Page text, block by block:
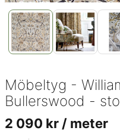
Möbeltyg -
Bullerswood -
2 090 kr / meter